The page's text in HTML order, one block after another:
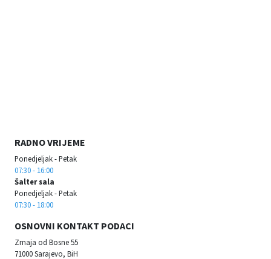
RADNO VRIJEME
Ponedjeljak - Petak
07:30 - 16:00
Šalter sala
Ponedjeljak - Petak
07:30 - 18:00
OSNOVNI KONTAKT PODACI
Zmaja od Bosne 55
71000 Sarajevo, BiH